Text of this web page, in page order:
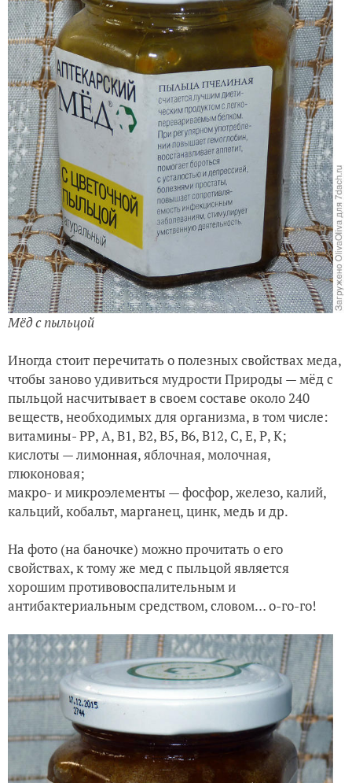
Мёд с пыльцой
Иногда стоит перечитать о полезных свойствах меда,
чтобы заново удивиться мудрости Природы — мёд с
пыльцой насчитывает в своем составе около 240
веществ, необходимых для организма, в том числе:
витамины- РР, А, В1, В2, В5, В6, В12, С, Е, Р, К;
кислоты — лимонная, яблочная, молочная,
глюконовая;
макро- и микроэлементы — фосфор, железо, калий,
кальций, кобальт, марганец, цинк, медь и др.
На фото (на баночке) можно прочитать о его
свойствах, к тому же мед с пыльцой является
хорошим противовоспалительным и
антибактериальным средством, словом… о-го-го!